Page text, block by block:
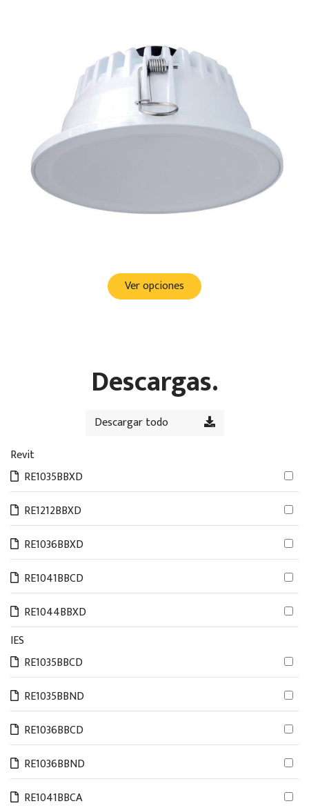
Ver opciones
Descargas.
Descargar todo
Revit
RE1035BBXD
RE1212BBXD
RE1036BBXD
RE1041BBCD
RE1044BBXD
IES
RE1035BBCD
RE1035BBND
RE1036BBCD
RE1036BBND
RE1041BBCA